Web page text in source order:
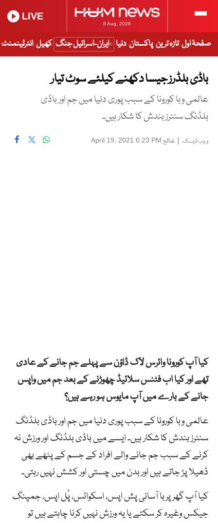
8 Aug, 2026
LIVE
صفحۂ اول تازہ ترین پاکستان دنیا ایران-اسرائیل جنگ کھیل انٹرٹینمنٹ
باڈی بلڈرز جیسا دکھنے کیلئے سوٹ تیار
عالمی وبا کورونا کے سبب پوری دنیا میں جم اور باڈی
بلڈنگ سنٹرز بندش کا شکار ہیں۔
ویب ڈیسک | شائع April 19, 2021 6:23 PM
کیا آپ کورونا وائرس لاک ڈاؤن سے پہلے جم جانے کے عادی
تھے اور کیا اب فٹنس سلائیڈ چھوڑنے کے بعد جم میں واپس
جانے کے بارے میں آپ مایوس ہو رہے ہیں؟
عالمی وبا کورونا کے سبب پوری دنیا میں جم اور باڈی بلڈنگ
سنٹرز بندش کا شکار ہیں۔ ایسے میں باڈی بلڈنگ اور ورزش نہ
کرنے کے سبب جم جانے والے افراد کے جسم کے پٹھے بھی
ڈھیلا پڑ جاتے ہیں اور بدن میں چستی اور کشش نہیں رہتی۔
کیا آپ گھر پربا آسانی پش اپس، اسکواٹس، پُل اپس، جمپنگ
جیکس وغیرہ کر سکتے یا یہ ورزش نہیں کرنا چاہتے ہیں تو